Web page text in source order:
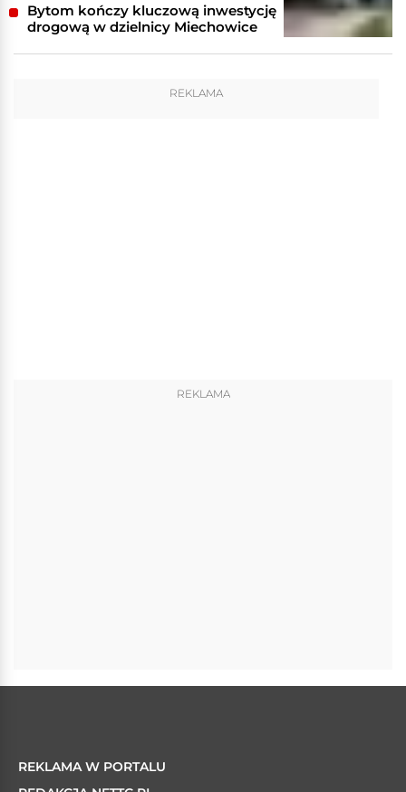
Bytom kończy kluczową inwestycję
drogową w dzielnicy Miechowice
REKLAMA
REKLAMA
REKLAMA W PORTALU